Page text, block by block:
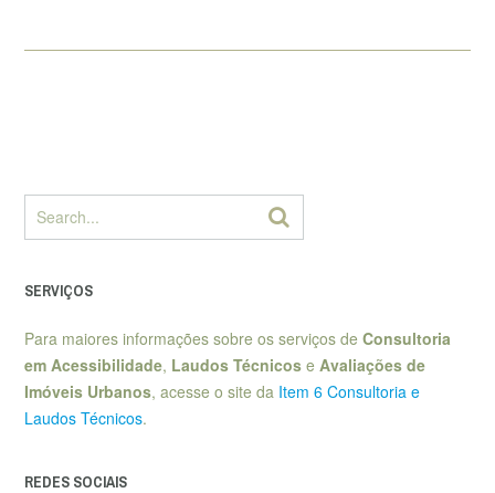
SERVIÇOS
Para maiores informações sobre os serviços de Consultoria
em Acessibilidade, Laudos Técnicos e Avaliações de
Imóveis Urbanos, acesse o site da Item 6 Consultoria e
Laudos Técnicos.
REDES SOCIAIS